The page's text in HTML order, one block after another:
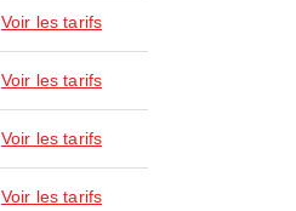
Voir les tarifs
Voir les tarifs
Voir les tarifs
Voir les tarifs